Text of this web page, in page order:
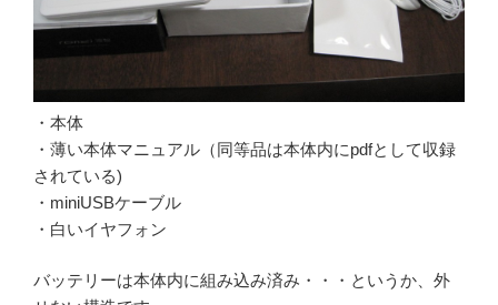
・本体
・薄い本体マニュアル（同等品は本体内にpdfとして収録
されている)
・miniUSBケーブル
・白いイヤフォン
バッテリーは本体内に組み込み済み・・・というか、外